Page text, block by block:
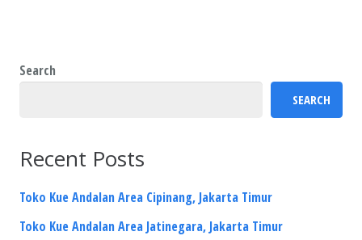
Search
SEARCH
Recent Posts
Toko Kue Andalan Area Cipinang, Jakarta Timur
Toko Kue Andalan Area Jatinegara, Jakarta Timur